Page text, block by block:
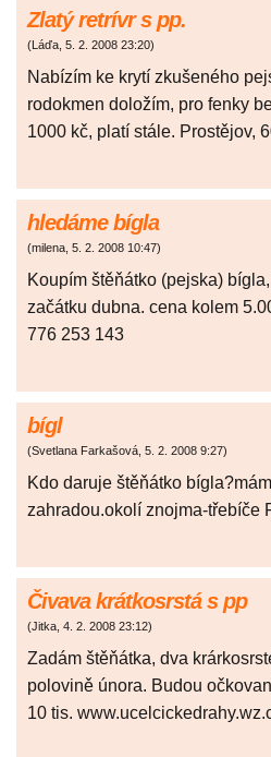
Zlatý retrívr s pp.
(Láďa, 5. 2. 2008 23:20)
Nabízím ke krytí zkušeného
rodokmen doložím, pro fenky
1000 kč, platí stále. Prostějov,
hledáme bígla
(milena, 5. 2. 2008 10:47)
Koupím štěňátko (pejska)
začátku dubna. cena kolem
776 253 143
bígl
(Svetlana Farkašová, 5. 2. 2008 9:27)
Kdo daruje štěňátko
zahradou.okolí znojma-třebíče
Čivava krátkosrstá s pp
(Jitka, 4. 2. 2008 23:12)
Zadám štěňátka, dva
polovině února. Budou
10 tis.